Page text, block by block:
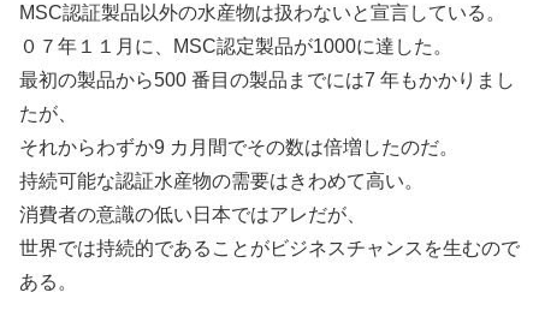
MSC認証製品以外の水産物は扱わないと宣言している。
０７年１１月に、MSC認定製品が1000に達した。
最初の製品から500 番目の製品までには7 年もかかりまし
たが、
それからわずか9 カ月間でその数は倍増したのだ。
持続可能な認証水産物の需要はきわめて高い。
消費者の意識の低い日本ではアレだが、
世界では持続的であることがビジネスチャンスを生むので
ある。